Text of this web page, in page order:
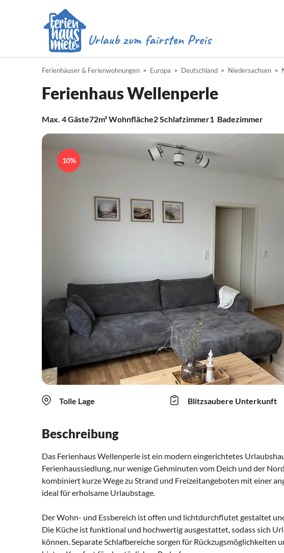
Ferienhäuser & Ferienwohnungen Europa Deutschland Niedersachsen
Ferienhaus Wellenperle
Max. 4Gäste72m²Wohnfläche2Schlafzimmer1 Badezimmer
10%
Tolle Lage Blitzsaubere Unterkunft
Beschreibung
Das Ferienhaus Wellenperle ist ein modern eingerichtetes
Ferienhaussiedlung, nur wenige Gehminuten vom Deich und der
kombiniert kurze Wege zu Strand und Freizeitangeboten mit einer
ideal für erholsame Urlaubstage.
Der Wohn- und Essbereich ist offen und lichtdurchflutet gestaltet
Die Küche ist funktional und hochwertig ausgestattet, sodass sich
können. Separate Schlafbereiche sorgen für Rückzugsmöglichkeiten